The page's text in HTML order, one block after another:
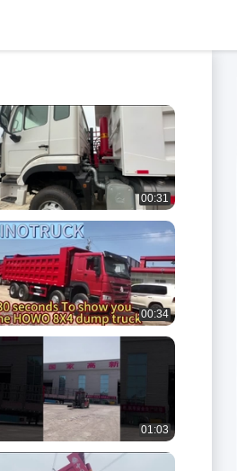
00:31
00:34
01:03